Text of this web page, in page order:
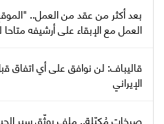
بعد أكثر من عقد من العمل..
العمل مع الإبقاء على أرشيفه متاحا
قاليباف: لن نوافق على أي
الإيراني
صرخات مُكبّلة.. ملف يوثّق سير